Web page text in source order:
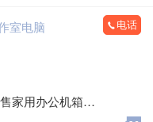
室电脑 电话
家用办公机箱